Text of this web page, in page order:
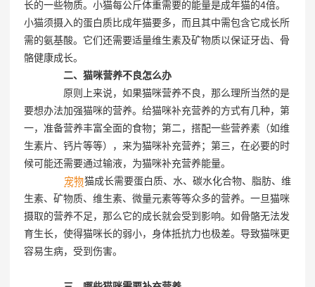
长的一些物质。小猫每公斤体重需要的能量是成年猫的4倍。
小猫须摄入的蛋白质比成年猫要多，而且其中需包含它成长所
需的氨基酸。它们还需要适量维生素及矿物质以保证牙齿、骨
骼健康成长。
二、猫咪营养不良怎么办
原则上来说，如果猫咪营养不良，那么理所当然的是
要想办法加强猫咪的营养。给猫咪补充营养的方式有几种，第
一，准备营养丰富全面的食物；第二，搭配一些营养素（如维
生素片、钙片等等），来为猫咪补充营养；第三，在必要的时
候可能还需要通过输液，为猫咪补充营养能量。
宠物猫成长需要蛋白质、水、碳水化合物、脂肪、维
生素、矿物质、维生素、微量元素等等众多的营养。一旦猫咪
摄取的营养不足，那么它的成长就会受到影响。如骨骼无法发
育生长，使得猫咪长的弱小，身体抵抗力也极差。导致猫咪更
容易生病，受到伤害。